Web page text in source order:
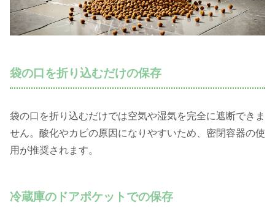
袋の口を折り込むだけの保存
袋の口を折り込むだけでは空気や湿気を完全に遮断できま
せん。酸化やカビの原因になりやすいため、密閉容器の使
用が推奨されます。
冷蔵庫のドアポケットでの保存